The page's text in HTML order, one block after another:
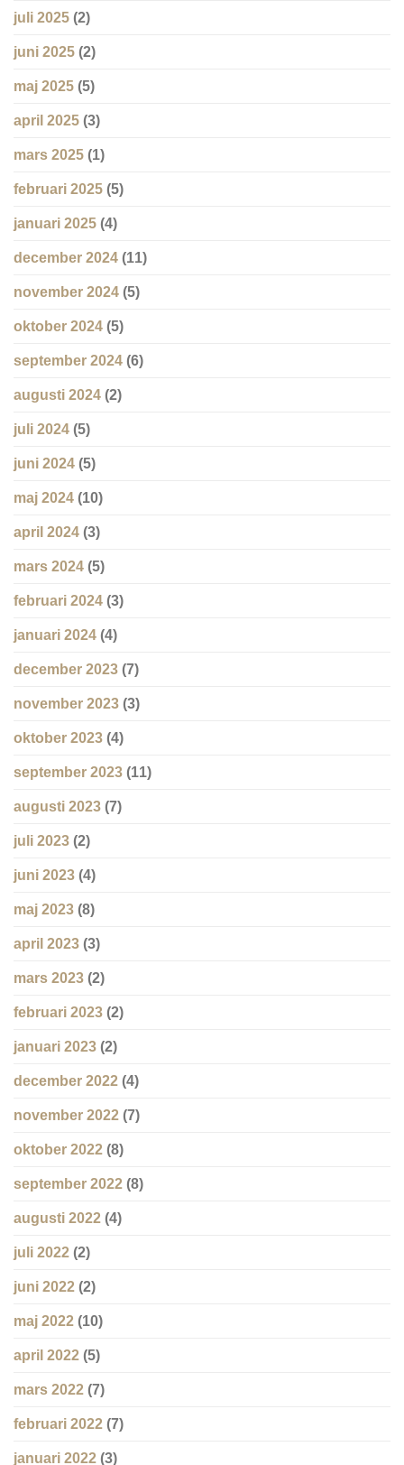
juli 2025 (2)
juni 2025 (2)
maj 2025 (5)
april 2025 (3)
mars 2025 (1)
februari 2025 (5)
januari 2025 (4)
december 2024 (11)
november 2024 (5)
oktober 2024 (5)
september 2024 (6)
augusti 2024 (2)
juli 2024 (5)
juni 2024 (5)
maj 2024 (10)
april 2024 (3)
mars 2024 (5)
februari 2024 (3)
januari 2024 (4)
december 2023 (7)
november 2023 (3)
oktober 2023 (4)
september 2023 (11)
augusti 2023 (7)
juli 2023 (2)
juni 2023 (4)
maj 2023 (8)
april 2023 (3)
mars 2023 (2)
februari 2023 (2)
januari 2023 (2)
december 2022 (4)
november 2022 (7)
oktober 2022 (8)
september 2022 (8)
augusti 2022 (4)
juli 2022 (2)
juni 2022 (2)
maj 2022 (10)
april 2022 (5)
mars 2022 (7)
februari 2022 (7)
januari 2022 (3)